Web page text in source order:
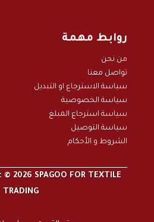
روابط مهمة
من نحن
تواصل معنا
سياسة الاسترجاع او التبديل
سياسة الخصوصية
سياسة استرجاع المبلغ
سياسة التوصيل
الشروط و الأحكام
2026 SPAGOO FOR TEXTILE
TRADING